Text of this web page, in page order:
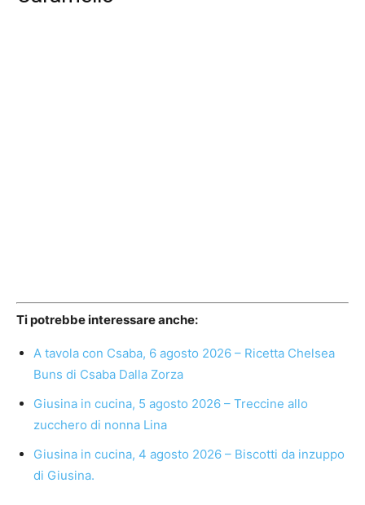
Ti potrebbe interessare anche:
A tavola con Csaba, 6 agosto 2026 – Ricetta Chelsea
Buns di Csaba Dalla Zorza
Giusina in cucina, 5 agosto 2026 – Treccine allo
zucchero di nonna Lina
Giusina in cucina, 4 agosto 2026 – Biscotti da inzuppo
di Giusina.